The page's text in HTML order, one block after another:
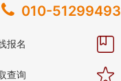
010-51299493
报名
查询